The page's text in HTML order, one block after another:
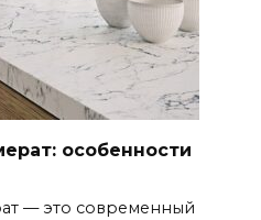
особенности
— это современный